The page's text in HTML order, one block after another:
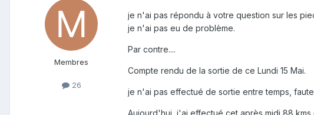
Membres
26
je n'ai pas répondu à votre question sur les
je n'ai pas eu de problème.
Par contre....
Compte rendu de la sortie de ce Lundi 15 Mai.
je n'ai pas effectué de sortie entre temps,